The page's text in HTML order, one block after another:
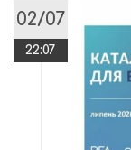
02/07
22:07